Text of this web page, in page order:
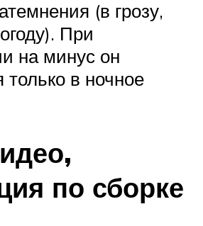
(в грозу,
При
на минус он
только в ночное
по сборке